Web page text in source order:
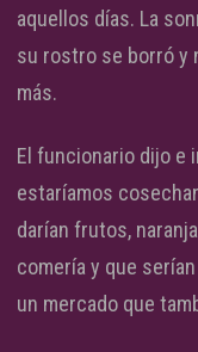
aquellos días. La
su rostro se borró y
más.
El funcionario dijo e
estaríamos
darían frutos,
comería y que
un mercado que